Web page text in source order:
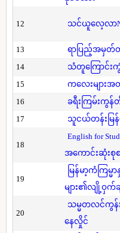
12 သင်ယူလေ့လာN5
13
ရာပြည့်အမှ
14
သံတူကြောင်းကွဲ
15
ကလေးများ
16
ခရီးကြမ်းကွ
17
သူငယ်တန်းမြန်
18
English for
အကောင်းဆုံးစု
19
မြန်မာ့ကံကြမ္
များ၏လျို့ဝှက်
20
သမ္မတလင်ကွန်း
နေလှိုင်